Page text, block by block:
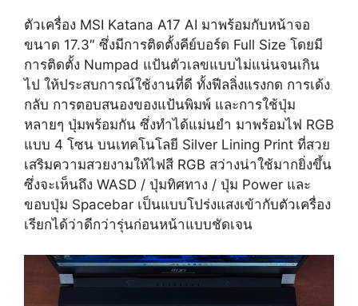
ตัวเครื่อง MSI Katana A17 AI มาพร้อมกับหน้าจอ
ขนาด 17.3″ ซึ่งมีการติดตั้งคีย์บอร์ด Full Size โดยมี
การติดตั้ง Numpad แป้นตัวเลขแบบไม่แน่นจนเกิน
ไป ให้ประสบการณ์ใช้งานที่ดี ทั้งฟีลลิ่งแรงกด การเด้ง
กลับ การตอบสนองของแป้นพิมพ์ และการใช้ปุ่ม
หลายๆ ปุ่มพร้อมกัน ซึ่งทำได้แม่นยำ มาพร้อมไฟ RGB
แบบ 4 โซน บนเทคโนโลยี Silver Lining Print ที่สวย
เสริมความสวยงามให้ไฟสี RGB สว่างน่าใช้มากยิ่งขึ้น
ซึ่งจะเห็นถึง WASD / ปุ่มทิศทาง / ปุ่ม Power และ
ขอบปุ่ม Spacebar เป็นแบบโปร่งแสงเข้ากับตัวเครื่อง
เรียกได้ว่าดีกว่ารุ่นก่อนหน้าแบบชัดเจน